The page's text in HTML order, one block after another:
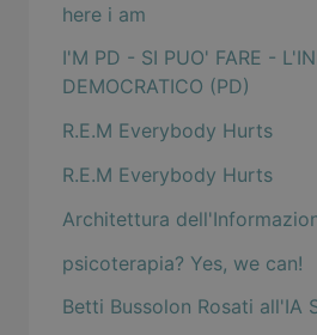
here i am
I'M PD - SI PUO' FARE -
DEMOCRATICO (PD)
R.E.M Everybody Hurts
R.E.M Everybody Hurts
Architettura
psicoterapia? Yes, we can!
Betti Bussolon Rosati all'IA